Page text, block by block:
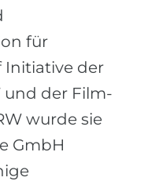
…
für
Initiative der
und der Film-
wurde sie
GmbH